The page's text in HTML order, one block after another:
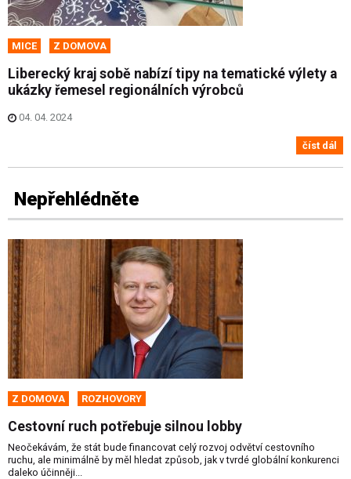
MICE Z DOMOVA
Liberecký kraj sobě nabízí tipy na tematické výlety a
ukázky řemesel regionálních výrobců
04. 04. 2024
číst dál
Nepřehlédněte
Z DOMOVA ROZHOVORY
Cestovní ruch potřebuje silnou lobby
Neočekávám, že stát bude financovat celý rozvoj odvětví cestovního
ruchu, ale minimálně by měl hledat způsob, jak v tvrdé globální konkurenci
daleko účinněji...